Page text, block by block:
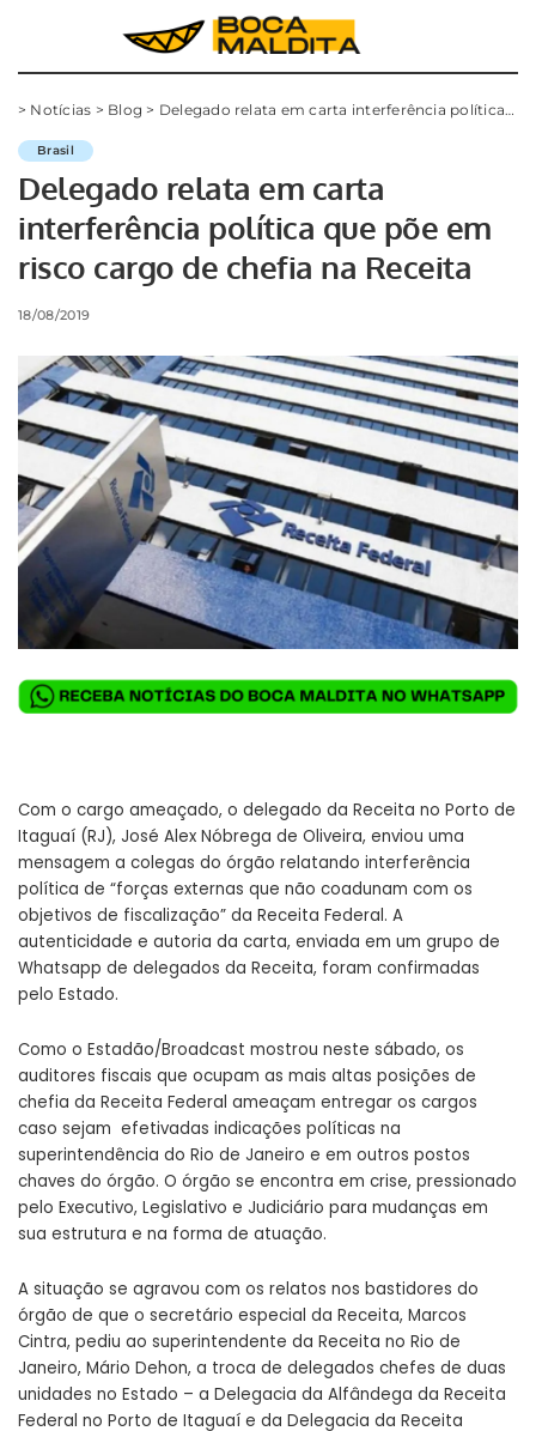
> Notícias > Blog > Delegado relata em carta interferência política que põe em risco cargo de chefia na Receita
Brasil
Delegado relata em carta
interferência política que põe em
risco cargo de chefia na Receita
18/08/2019
Com o cargo ameaçado, o delegado da Receita no Porto de
Itaguaí (RJ), José Alex Nóbrega de Oliveira, enviou uma
mensagem a colegas do órgão relatando interferência
política de “forças externas que não coadunam com os
objetivos de fiscalização” da Receita Federal. A
autenticidade e autoria da carta, enviada em um grupo de
Whatsapp de delegados da Receita, foram confirmadas
pelo Estado.
Como o Estadão/Broadcast mostrou neste sábado, os
auditores fiscais que ocupam as mais altas posições de
chefia da Receita Federal ameaçam entregar os cargos
caso sejam efetivadas indicações políticas na
superintendência do Rio de Janeiro e em outros postos
chaves do órgão. O órgão se encontra em crise, pressionado
pelo Executivo, Legislativo e Judiciário para mudanças em
sua estrutura e na forma de atuação.
A situação se agravou com os relatos nos bastidores do
órgão de que o secretário especial da Receita, Marcos
Cintra, pediu ao superintendente da Receita no Rio de
Janeiro, Mário Dehon, a troca de delegados chefes de duas
unidades no Estado – a Delegacia da Alfândega da Receita
Federal no Porto de Itaguaí e da Delegacia da Receita